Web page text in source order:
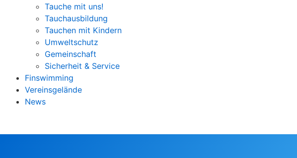
Tauche mit uns!
Tauchausbildung
Tauchen mit Kindern
Umweltschutz
Gemeinschaft
Sicherheit & Service
Finswimming
Vereinsgelände
News